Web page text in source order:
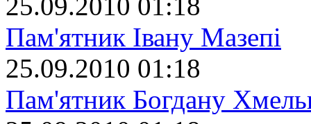
Пам'ятник Івану Мазепі
25.09.2010 01:18
Пам'ятник Богдану